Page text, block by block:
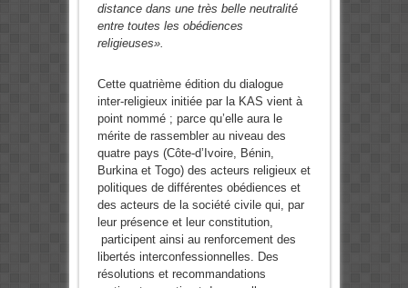
distance dans une très belle neutralité
entre toutes les obédiences
religieuses».
Cette quatrième édition du dialogue
inter-religieux initiée par la KAS vient à
point nommé ; parce qu’elle aura le
mérite de rassembler au niveau des
quatre pays (Côte-d’Ivoire, Bénin,
Burkina et Togo) des acteurs religieux et
politiques de différentes obédiences et
des acteurs de la société civile qui, par
leur présence et leur constitution,
participent ainsi au renforcement des
libertés interconfessionnelles. Des
résolutions et recommandations